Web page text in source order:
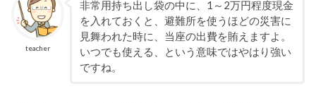
teacher
非常用持ち出し袋の中に、1～2万円程度現金
を入れておくと、避難所を使うほどの災害に
見舞われた時に、当座の出費を賄えますよ。
いつでも使える、という意味ではやはり強い
ですね。